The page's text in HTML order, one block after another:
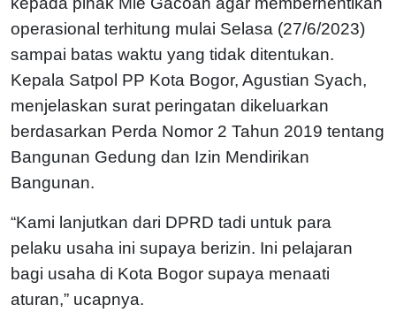
operasional terhitung mulai Selasa (27/6/2023)
sampai batas waktu yang tidak ditentukan.
Kepala Satpol PP Kota Bogor, Agustian Syach,
menjelaskan surat peringatan dikeluarkan
berdasarkan Perda Nomor 2 Tahun 2019 tentang
Bangunan Gedung dan Izin Mendirikan
Bangunan.
“Kami lanjutkan dari DPRD tadi untuk para
pelaku usaha ini supaya berizin. Ini pelajaran
bagi usaha di Kota Bogor supaya menaati
aturan,” ucapnya.